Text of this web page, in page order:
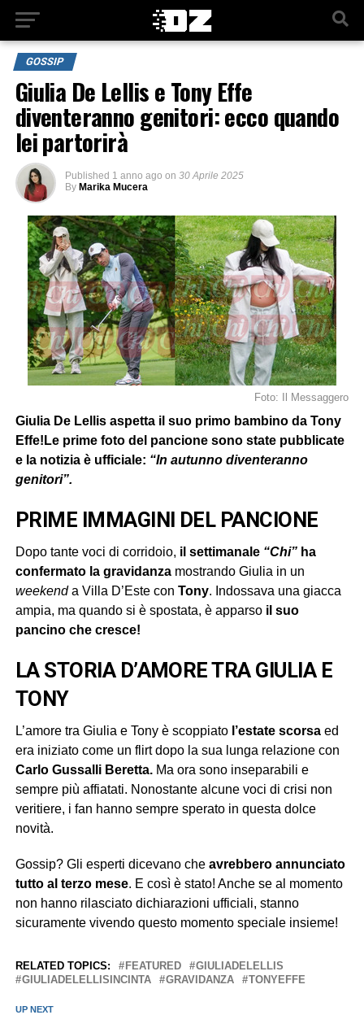
GOSSIP
Giulia De Lellis e Tony Effe
diventeranno genitori: ecco quando
lei partorirà
Published 1 anno ago on 30 Aprile 2025
By Marika Mucera
Foto: Il Messaggero
Giulia De Lellis aspetta il suo primo bambino da Tony
Effe!Le prime foto del pancione sono state pubblicate
e la notizia è ufficiale: “In autunno diventeranno
genitori”.
PRIME IMMAGINI DEL PANCIONE
Dopo tante voci di corridoio, il settimanale“Chi”ha
confermato la gravidanzamostrando Giulia in un
weekenda Villa D’Este con Tony. Indossava una giacca
ampia, ma quando si è spostata, è apparso il suo
pancino che cresce!
LA STORIA D’AMORE TRA GIULIA E
TONY
L’amore tra Giulia e Tony è scoppiato l’estate scorsaed
era iniziato come un flirt dopo la sua lunga relazione con
Carlo Gussalli Beretta.Ma ora sono inseparabili e
sempre più affiatati. Nonostante alcune voci di crisi non
veritiere, i fan hanno sempre sperato in questa dolce
novità.
Gossip? Gli esperti dicevano che avrebbero annunciato
tutto al terzo mese. E così è stato! Anche se al momento
non hanno rilasciato dichiarazioni ufficiali, stanno
sicuramente vivendo questo momento speciale insieme!
RELATED TOPICS: FEATURED
GIULIADELELLIS
GIULIADELELLISINCINTA
GRAVIDANZA TONYEFFE
UP NEXT